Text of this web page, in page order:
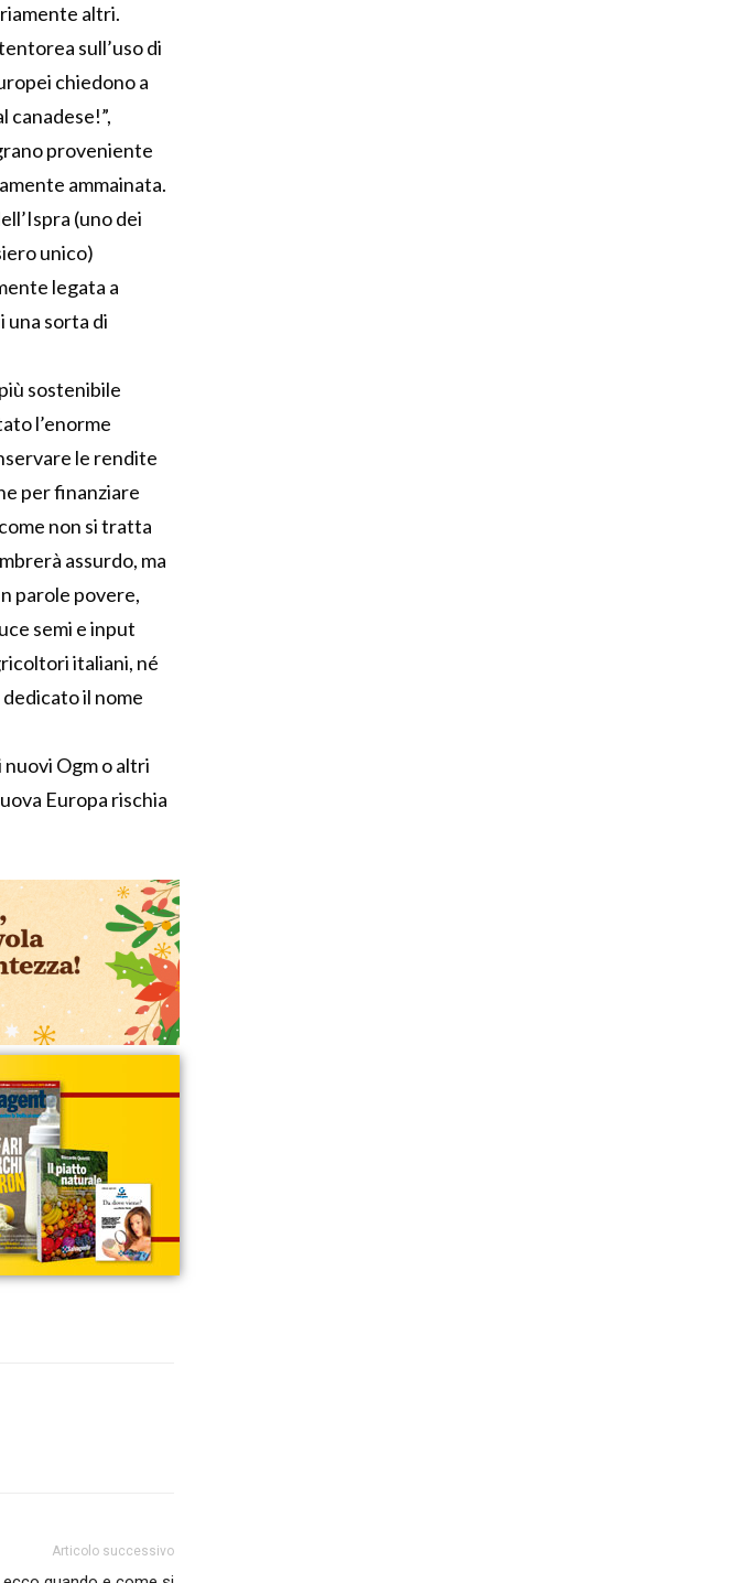
altri.
sull’uso di
chiedono a
canadese!”,
proveniente
ammainata.
(uno dei
unico)
legata a
una sorta di
sostenibile
l’enorme
le rendite
per finanziare
non si tratta
assurdo, ma
parole povere,
semi e input
italiani, né
il nome
Ogm o altri
Europa rischia
Articolo successivo